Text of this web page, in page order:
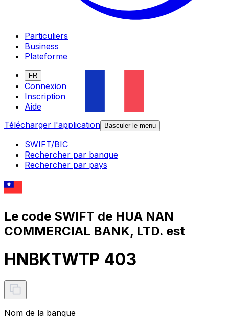
Particuliers
Business
Plateforme
FR
Connexion
Inscription
Aide
Télécharger l'application
Basculer le menu
SWIFT/BIC
Rechercher par banque
Rechercher par pays
Le code SWIFT de HUA NAN
COMMERCIAL BANK, LTD. est
HNBKTWTP 403
Nom de la banque